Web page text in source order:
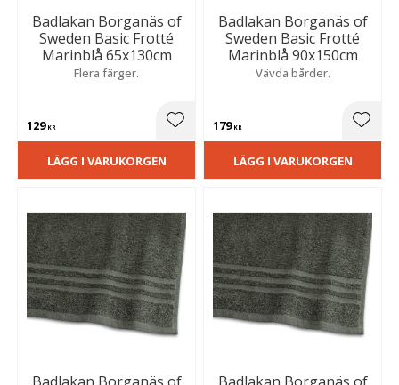
Badlakan Borganäs of
Sweden Basic Frotté
Marinblå 65x130cm
Flera färger.
129KR Lägg till i favoriter
LÄGG I VARUKORGEN
Badlakan Borganäs of
Sweden Basic Frotté
Marinblå 90x150cm
Vävda bårder.
179KR
LÄGG I VARUKORGEN